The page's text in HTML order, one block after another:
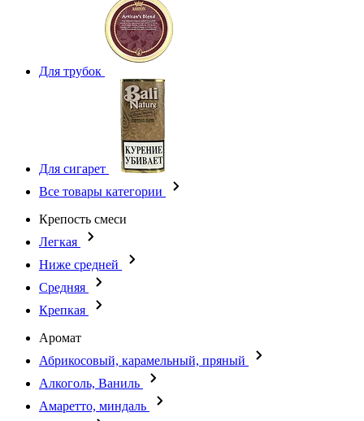
Для трубок
Для сигарет
Все товары категории
Крепость смеси
Легкая
Ниже средней
Средняя
Крепкая
Аромат
Абрикосовый, карамельный, пряный
Алкоголь, Ваниль
Амаретто, миндаль